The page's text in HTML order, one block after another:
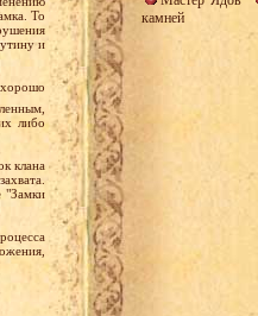
То
и
либо
клана
"Замки
камней